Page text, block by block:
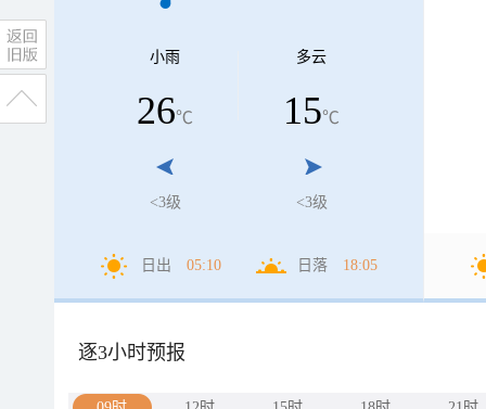
小雨
26℃
<3级
多云
15℃
<3级
日出 05:10 日落 18:05
逐3小时预报